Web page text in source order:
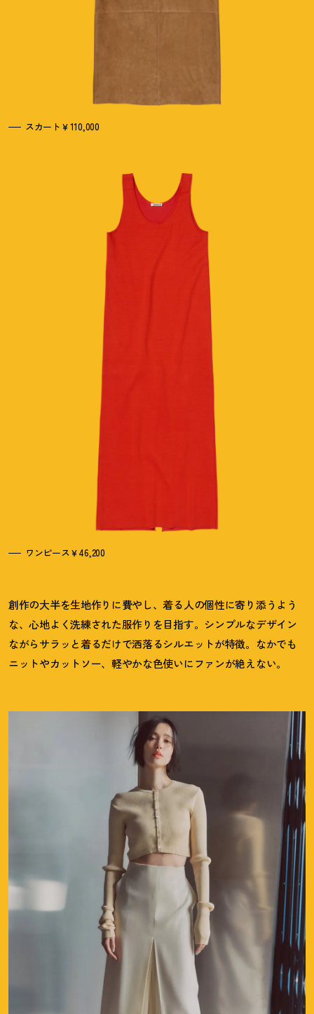
スカート￥110,000
ワンピース￥46,200
創作の大半を生地作りに費やし、着る人の個性に寄り添うよう
な、心地よく洗練された服作りを目指す。シンプルなデザイン
ながらサラッと着るだけで洒落るシルエットが特徴。なかでも
ニットやカットソー、軽やかな色使いにファンが絶えない。